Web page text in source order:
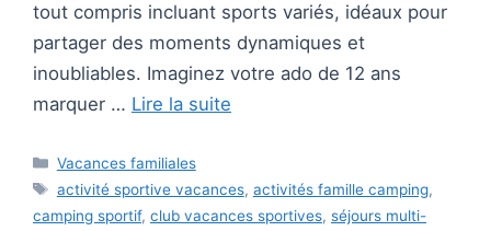
tout compris incluant sports variés, idéaux pour
partager des moments dynamiques et
inoubliables. Imaginez votre ado de 12 ans
marquer … Lire la suite
Catégories
Vacances familiales
Étiquettes
activité sportive vacances, activités famille camping,
camping sportif, club vacances sportives, séjours multi-